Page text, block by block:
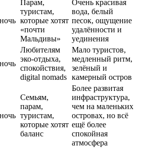
Парам,
туристам,
которые хотят
«почти
Мальдивы»
Очень красивая
вода, белый
песок, ощущение
удалённости и
уединения
Любителям
эко-отдыха,
спокойствия,
digital nomads
Мало туристов,
медленный ритм,
зелёный и
камерный остров
Семьям,
парам,
туристам,
которые хотят
баланс
Более развитая
инфраструктура,
чем на маленьких
островах, но всё
ещё более
спокойная
атмосфера